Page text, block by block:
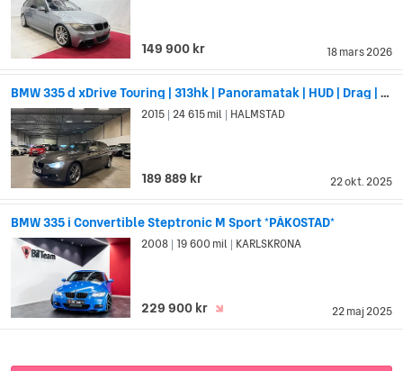
18 mars 2026
149 900 kr
BMW 335 d xDrive Touring | 313hk | Panoramatak | HUD | Drag | Euro 6
22 okt. 2025
2015 24 615 mil HALMSTAD
189 889 kr
BMW 335 i Convertible Steptronic M Sport *PÅKOSTAD*
22 maj 2025
2008 19 600 mil KARLSKRONA
229 900 kr